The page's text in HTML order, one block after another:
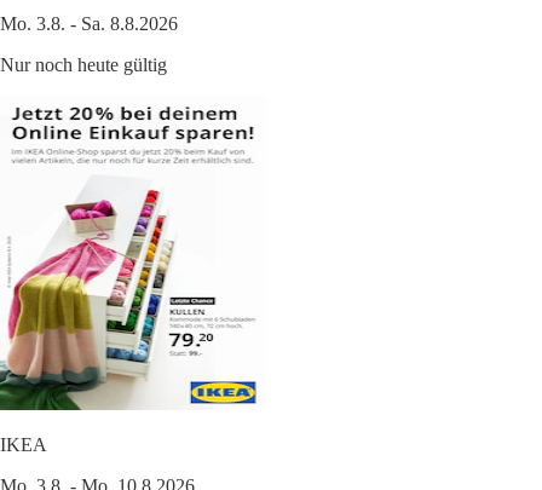
Mo. 3.8. - Sa. 8.8.2026
Nur noch heute gültig
IKEA
Mo. 3.8. - Mo. 10.8.2026